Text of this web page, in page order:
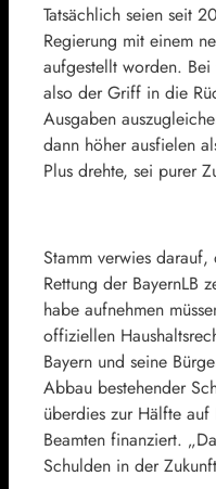
Tatsächlich seien seit
Regierung mit einem
aufgestellt worden.
also der Griff in die
Ausgaben
dann höher ausfielen
Plus drehte, sei purer
Stamm verwies
Rettung der BayernLB
habe aufnehmen
offiziellen
Bayern und seine
Abbau bestehender
überdies zur Hälfte
Beamten finanziert.
Schulden in der